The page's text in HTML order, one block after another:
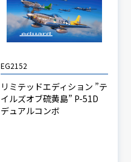
EG2152
リミテッドエディション ”テ
イルズオブ硫黄島” P-51D
デュアルコンボ